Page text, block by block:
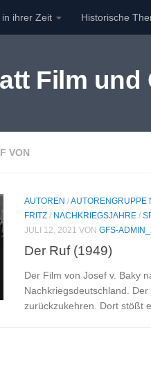
in ihrer Zeit Historische
Film und
VON
AUTOREN /AUTORENGRUPPE
FRITZ / NACHKRIEGSJAHRE /
JULI 12, 2021 VON GFS-
Der Ruf (1949)
Der Film von Josef v. Baky
Nachkriegsdeutschland.
zurückzukehren. Dort stößt